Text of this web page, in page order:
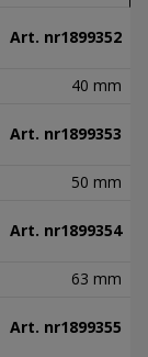
Art. nr1899352
40 mm
Art. nr1899353
50 mm
Art. nr1899354
63 mm
Art. nr1899355